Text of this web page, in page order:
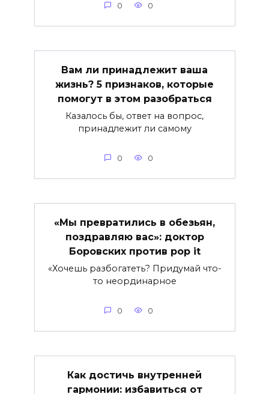
0 0
Вам ли принадлежит ваша
жизнь? 5 признаков, которые
помогут в этом разобраться
Казалось бы, ответ на вопрос,
принадлежит ли самому
0 0
«Мы превратились в обезьян,
поздравляю вас»: доктор
Боровских против pop it
«Хочешь разбогатеть? Придумай что-
то неординарное
0 0
Как достичь внутренней
гармонии: избавиться от